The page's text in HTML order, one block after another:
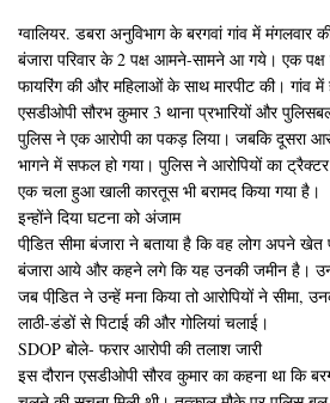
ग्वालियर. डबरा अनुविभाग के बरगवां गांव में मंगलवार
बंजारा परिवार के 2 पक्ष आमने-सामने आ गये। एक
फायरिंग की और महिलाओं के साथ मारपीट की। गांव में
एसडीओपी सौरभ कुमार 3 थाना प्रभारियों और
पुलिस ने एक आरोपी का पकड़ लिया। जबकि दूसरा
भागने में सफल हो गया। पुलिस ने आरोपियों का
एक चला हुआ खाली कारतूस भी बरामद किया गया है।
इन्होंने दिया घटना को अंजाम
पीडि़त सीमा बंजारा ने बताया है कि वह लोग अपने
बंजारा आये और कहने लगे कि यह उनकी जमीन है।
जब पीडि़त ने उन्हें मना किया तो आरोपियों ने सीमा,
लाठी-डंडों से पिटाई की और गोलियां चलाई।
SDOP बोले- फरार आरोपी की तलाश जारी
इस दौरान एसडीओपी सौरव कुमार का कहना था कि